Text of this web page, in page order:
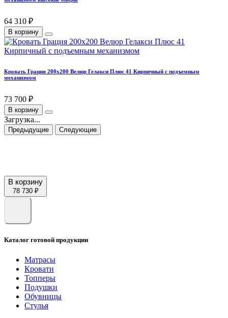
64 310 ₽
В корзину
Кровать Грация 200х200 Велюр Гелакси Плюс 41 Кирпичный с подъемным
механизмом
73 700 ₽
В корзину
Загрузка...
Предыдущие Следующие
В корзину
78 730 ₽
Каталог готовой продукции
Матрасы
Кровати
Топперы
Подушки
Обувницы
Стулья